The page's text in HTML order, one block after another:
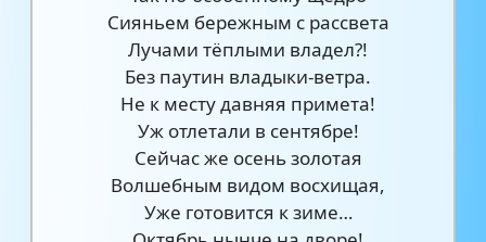
Сияньем бережным с рассвета
Лучами тёплыми владел?!
Без паутин владыки-ветра.
Не к месту давняя примета!
Уж отлетали в сентябре!
Сейчас же осень золотая
Волшебным видом восхищая,
Уже готовится к зиме…